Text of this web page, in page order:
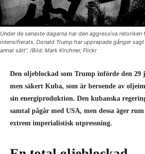
Under de senaste dagarna har den aggressiva retoriken
intensifierats. Donald Trump har upprepade gånger
annat sätt”. /Bild: Mark Kirchner, Flickr
Den oljeblockad som Trump införde den 29
men säkert Kuba, som är beroende av
sin energiproduktion. Den kubanska
samtal pågår med USA, men dessa äger
extrem imperialistisk utpressning.